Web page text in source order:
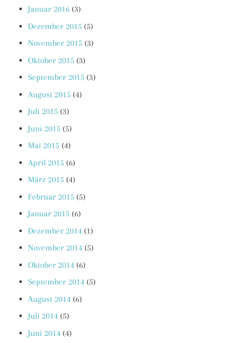
Januar 2016 (3)
Dezember 2015 (5)
November 2015 (3)
Oktober 2015 (3)
September 2015 (3)
August 2015 (4)
Juli 2015 (3)
Juni 2015 (5)
Mai 2015 (4)
April 2015 (6)
März 2015 (4)
Februar 2015 (5)
Januar 2015 (6)
Dezember 2014 (1)
November 2014 (5)
Oktober 2014 (6)
September 2014 (5)
August 2014 (6)
Juli 2014 (5)
Juni 2014 (4)